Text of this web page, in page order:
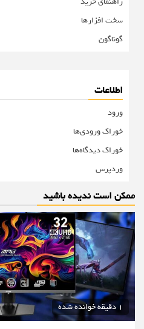
سخت افزارها
گوناگون
اطلاعات
ورود
خوراک ورودی‌ها
خوراک دیدگاه‌ها
وردپرس
ممکن است ندیده باشید
1 دقیقه خوانده شده